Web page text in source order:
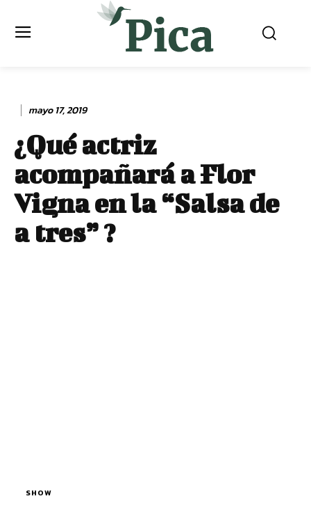
mayo 17, 2019
¿Qué actriz
acompañará a Flor
Vigna en la “Salsa de
a tres” ?
SHOW